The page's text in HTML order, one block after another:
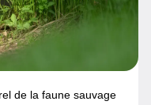
de la faune sauvage